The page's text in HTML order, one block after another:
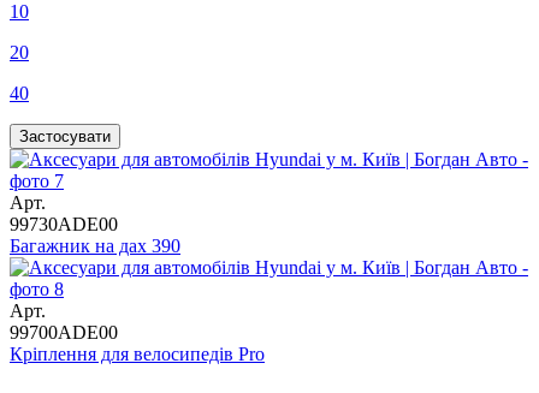
10
20
40
Арт.
99730ADE00
Багажник на дах 390
Арт.
99700ADE00
Кріплення для велосипедів Pro